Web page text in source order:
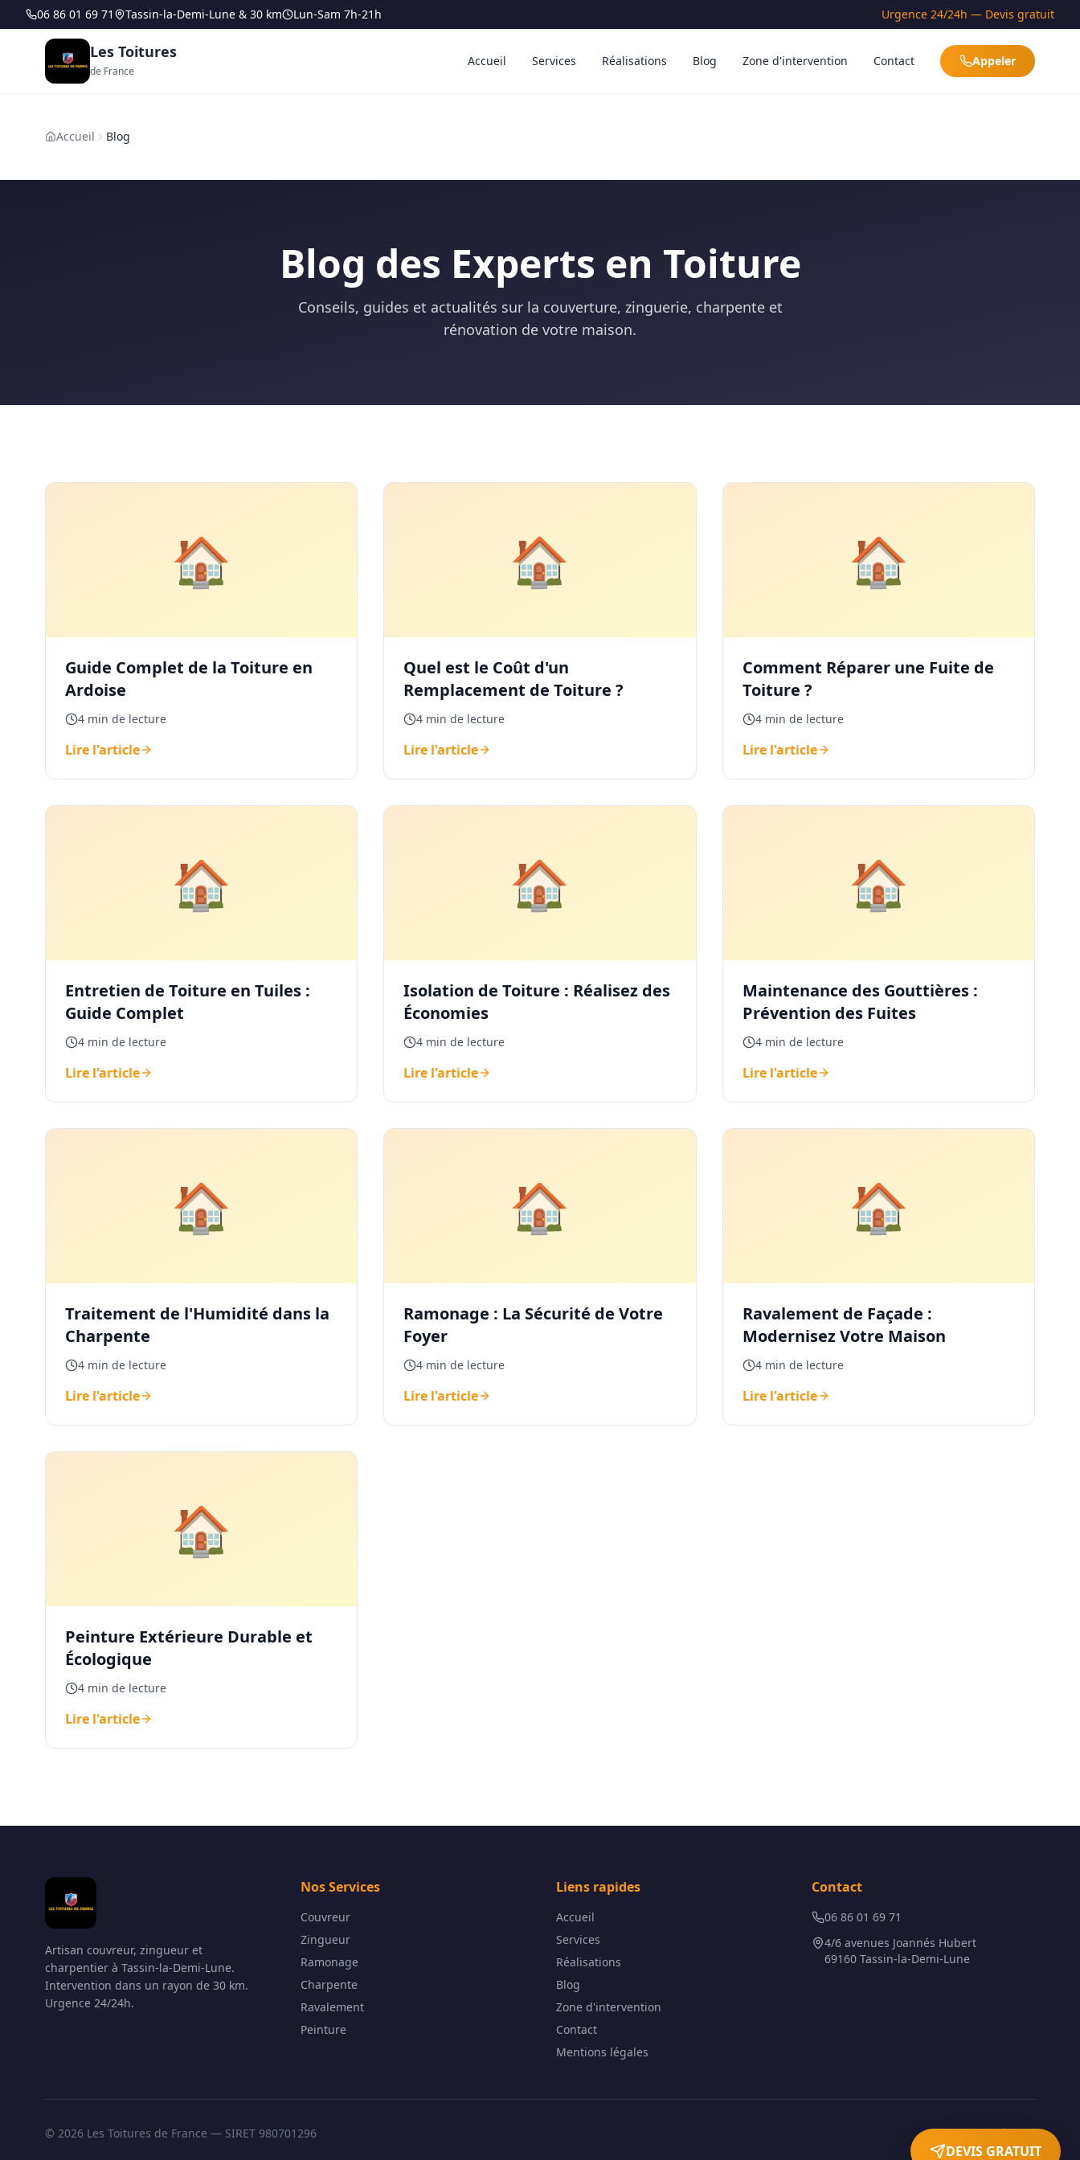
06 86 01 69 71 Tassin-la-Demi-Lune & 30 km Lun-Sam 7h-21h Urgence 24/24h — Devis gratuit
Les Toitures
de France
Accueil Services Réalisations Blog Zone d'intervention Contact Appeler
Accueil Blog
Blog des Experts en Toiture
Conseils, guides et actualités sur la couverture, zinguerie, charpente et
rénovation de votre maison.
🏠
Guide Complet de la Toiture en
Ardoise
4 min de lecture
Lire l'article
🏠
Quel est le Coût d'un
Remplacement de Toiture ?
4 min de lecture
Lire l'article
🏠
Comment Réparer une Fuite de
Toiture ?
4 min de lecture
Lire l'article
🏠
Entretien de Toiture en Tuiles :
Guide Complet
4 min de lecture
Lire l'article
🏠
Isolation de Toiture : Réalisez des
Économies
4 min de lecture
Lire l'article
🏠
Maintenance des Gouttières :
Prévention des Fuites
4 min de lecture
Lire l'article
🏠
Traitement de l'Humidité dans la
Charpente
4 min de lecture
Lire l'article
🏠
Ramonage : La Sécurité de Votre
Foyer
4 min de lecture
Lire l'article
🏠
Ravalement de Façade :
Modernisez Votre Maison
4 min de lecture
Lire l'article
🏠
Peinture Extérieure Durable et
Écologique
4 min de lecture
Lire l'article
Artisan couvreur, zingueur et
charpentier à Tassin-la-Demi-Lune.
Intervention dans un rayon de 30 km.
Urgence 24/24h.
Nos Services
Couvreur
Zingueur
Ramonage
Charpente
Ravalement
Peinture
Liens rapides
Accueil
Services
Réalisations
Blog
Zone d'intervention
Contact
Mentions légales
Contact
06 86 01 69 71
4/6 avenues Joannés Hubert
69160 Tassin-la-Demi-Lune
© 2026 Les Toitures de France — SIRET 980701296 Mentions légales
DEVIS GRATUIT